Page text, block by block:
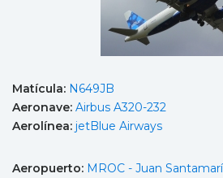
Matícula: N649JB
Aeronave: Airbus A320-232
Aerolínea: jetBlue Airways
Aeropuerto: MROC - Juan